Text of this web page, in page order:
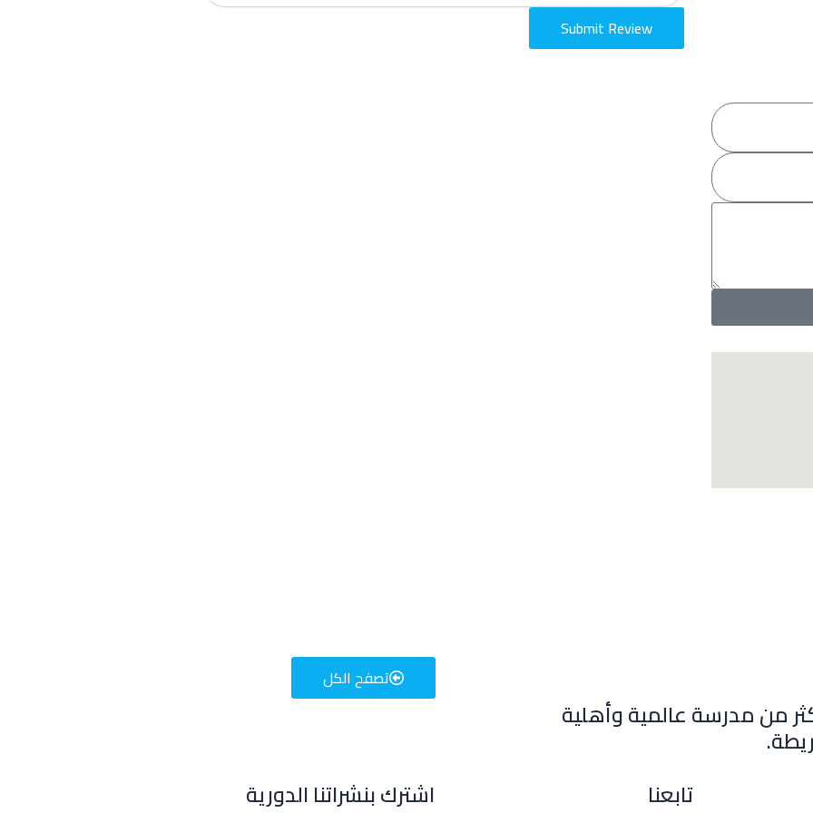
Submit Review
من مدرسة عالمية وأهلية
تصفح الكل
تابعنا اشترك بنشراتنا الدورية